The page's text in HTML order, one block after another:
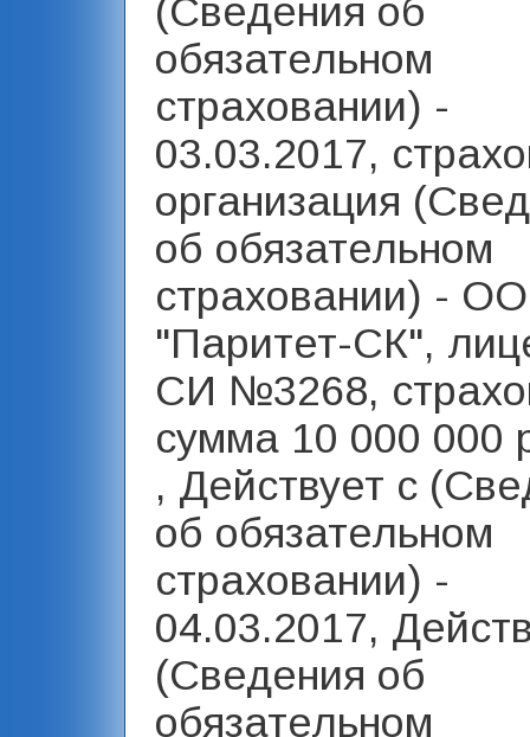
(Сведения об
обязательном
страховании) -
03.03.2017,
организация
об обязательном
страховании) -
"Паритет-СК",
СИ №3268,
сумма 10 000 000
, Действует с
об обязательном
страховании) -
04.03.2017,
(Сведения об
обязательном